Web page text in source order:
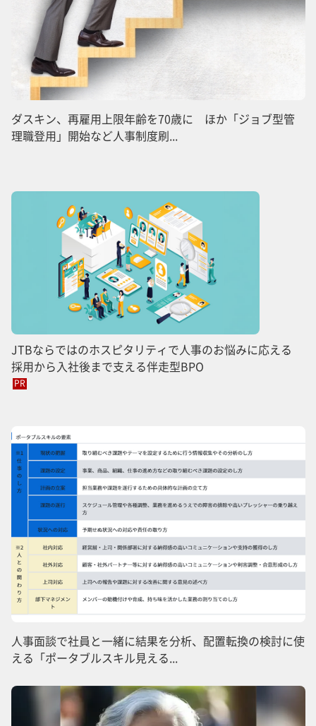
ダスキン、再雇用上限年齢を70歳に ほか「ジョブ型管
理職登用」開始など人事制度刷...
JTBならではのホスピタリティで人事のお悩みに応える
採用から入社後まで支える伴走型BPO
PR
人事面談で社員と一緒に結果を分析、配置転換の検討に使
える「ポータブルスキル見える...